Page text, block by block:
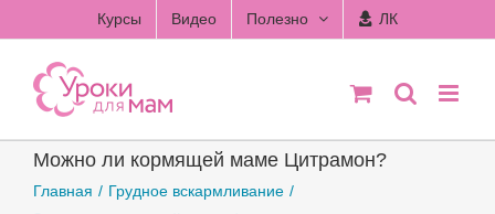
to
content
Курсы Видео Полезно ЛК
Можно ли кормящей маме Цитрамон?
Главная
Грудное вскармливание